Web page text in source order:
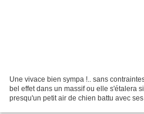
Une vivace bien sympa !.. sans
bel effet dans un massif ou elle s'étalera
presqu'un petit air de chien battu avec